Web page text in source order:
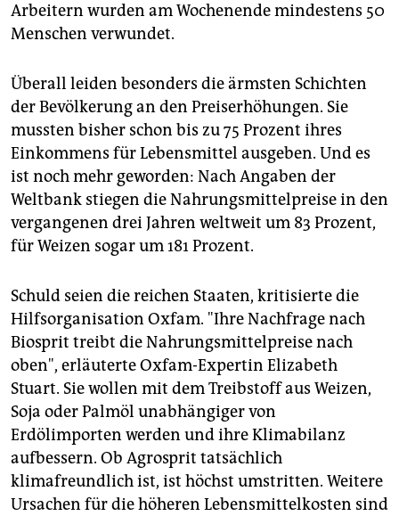
Arbeitern wurden am Wochenende mindestens 50
Menschen verwundet.
Überall leiden besonders die ärmsten Schichten
der Bevölkerung an den Preiserhöhungen. Sie
mussten bisher schon bis zu 75 Prozent ihres
Einkommens für Lebensmittel ausgeben. Und es
ist noch mehr geworden: Nach Angaben der
Weltbank stiegen die Nahrungsmittelpreise in den
vergangenen drei Jahren weltweit um 83 Prozent,
für Weizen sogar um 181 Prozent.
Schuld seien die reichen Staaten, kritisierte die
Hilfsorganisation Oxfam. "Ihre Nachfrage nach
Biosprit treibt die Nahrungsmittelpreise nach
oben", erläuterte Oxfam-Expertin Elizabeth
Stuart. Sie wollen mit dem Treibstoff aus Weizen,
Soja oder Palmöl unabhängiger von
Erdölimporten werden und ihre Klimabilanz
aufbessern. Ob Agrosprit tatsächlich
klimafreundlich ist, ist höchst umstritten. Weitere
Ursachen für die höheren Lebensmittelkosten sind